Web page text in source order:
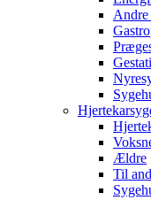
Ældre
Til